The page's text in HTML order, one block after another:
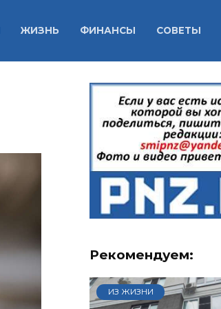
ЖИЗНЬ ФИНАНСЫ СОВЕТЫ
Рекомендуем:
ИЗ ЖИЗНИ